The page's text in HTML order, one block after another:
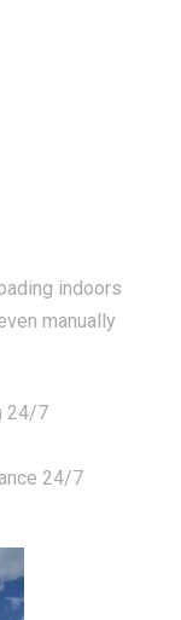
indoors
manually
24/7
24/7